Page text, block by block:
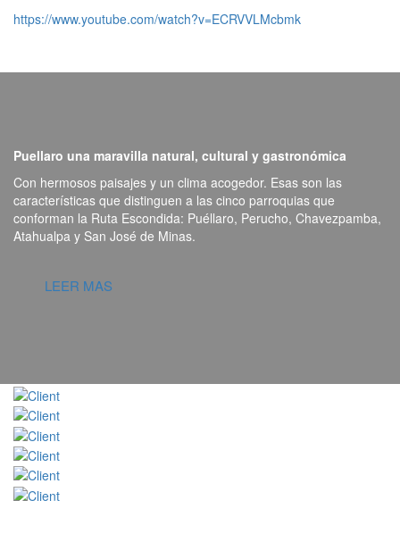
https://www.youtube.com/watch?v=ECRVVLMcbmk
Puellaro una maravilla natural, cultural y gastronómica
Con hermosos paisajes y un clima acogedor. Esas son las
características que distinguen a las cinco parroquias que
conforman la Ruta Escondida: Puéllaro, Perucho, Chavezpamba,
Atahualpa y San José de Minas.
LEER MAS